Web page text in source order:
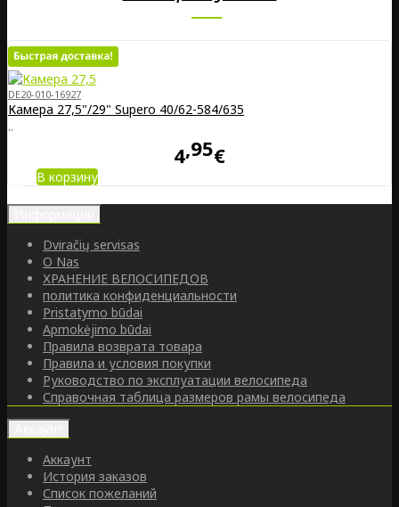
DE20-010-16927
Камера 27,5"/29" Supero 40/62-584/635
..
4 95€
В корзину
Dviračių servisas
O Nas
ХРАНЕНИЕ ВЕЛОСИПЕДОВ
политика конфиденциальности
Pristatymo būdai
Apmokėjimo būdai
Правила возврата товара
Правила и условия покупки
Руководство по эксплуатации велосипеда
Справочная таблица размеров рамы велосипеда
Аккаунт
История заказов
Список пожеланий